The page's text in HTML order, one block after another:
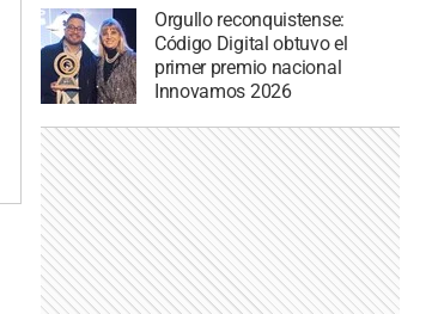
Orgullo reconquistense:
Código Digital obtuvo el
primer premio nacional
Innovamos 2026